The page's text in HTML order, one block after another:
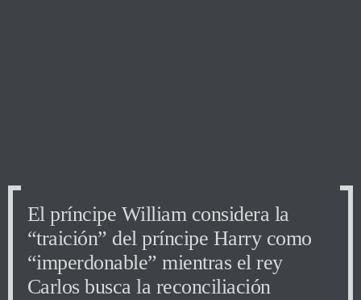
El príncipe William considera la
“traición” del príncipe Harry como
“imperdonable” mientras el rey
Carlos busca la reconciliación